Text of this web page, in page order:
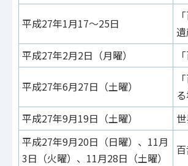
平成27年1月17～25日
平成27年2月2日（月曜）
平成27年6月27日（土曜）
平成27年9月19日（土曜）
平成27年9月20日（日曜）、11月
3日（火曜）、11月28日（土曜）